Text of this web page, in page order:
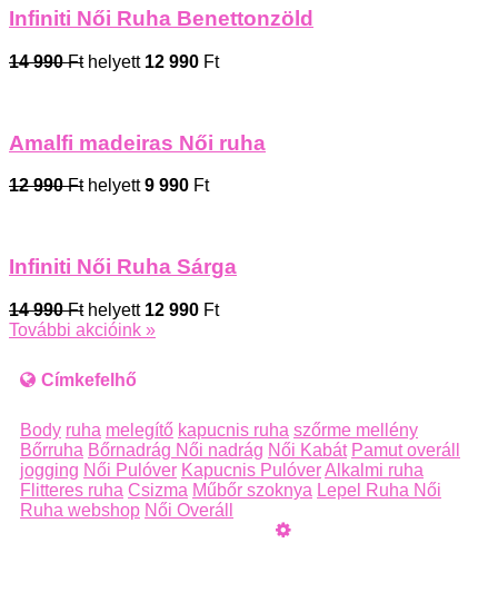
Infiniti Női Ruha Benettonzöld
14 990 Fthelyett 12 990 Ft
Amalfi madeiras Női ruha
12 990 Fthelyett9 990 Ft
Infiniti Női Ruha Sárga
14 990 Fthelyett 12 990 Ft
További akcióink »
Címkefelhő
Body ruha melegítő kapucnis ruha szőrme mellény
Bőrruha Bőrnadrág Női nadrág Női Kabát Pamut overáll
jogging Női Pulóver Kapucnis PulóverAlkalmi ruha
Flitteres ruha Csizma Műbőr szoknya Lepel Ruha Női
Ruha webshop Női Overáll